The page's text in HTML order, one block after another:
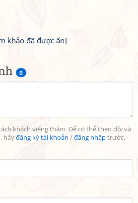
0
khách viếng thăm. Để có thể theo dõi và
hãyđăng ký tài khoản /đăng nhậptrước.
khảo đã được ẩn]